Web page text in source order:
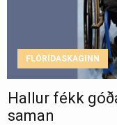
FLÓRÍDASKAGINN
Hallur fékk
saman